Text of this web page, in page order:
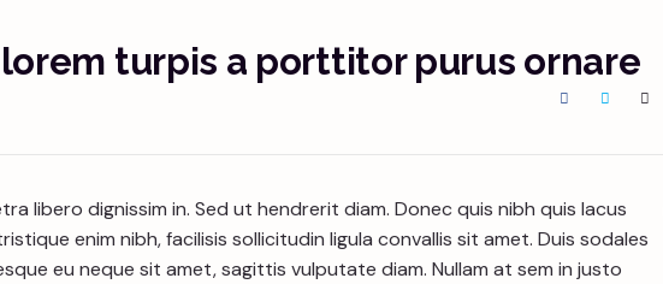
turpis a porttitor purus ornare
libero dignissim in. Sed ut hendrerit diam. Donec quis nibh quis lacus
enim nibh, facilisis sollicitudin ligula convallis sit amet. Duis sodales
eu neque sit amet, sagittis vulputate diam. Nullam at sem in justo